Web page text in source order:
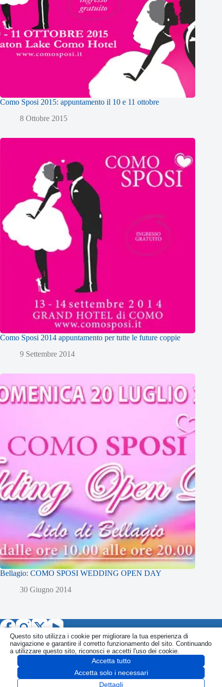
Como Sposi 2015: appuntamento il 10 e 11 ottobre
8 Ottobre 2015
Como Sposi 2014 appuntamento per tutte le future coppie
9 Settembre 2014
Bellagio: COMO SPOSI WEDDING OPEN DAY
30 Giugno 2014
Politica Privacy
CONTATTI
SEGNALA
Copyright © 2026 PORTALE di COMO - fjm P.IVA
Questo sito utilizza i cookie per migliorare la tua esperienza di
navigazione e garantire il corretto funzionamento del sito. Continuando
a utilizzare questo sito, riconosci e accetti l'uso dei cookie.
Accetta tutto
Accetta solo i necessari
Dettagli